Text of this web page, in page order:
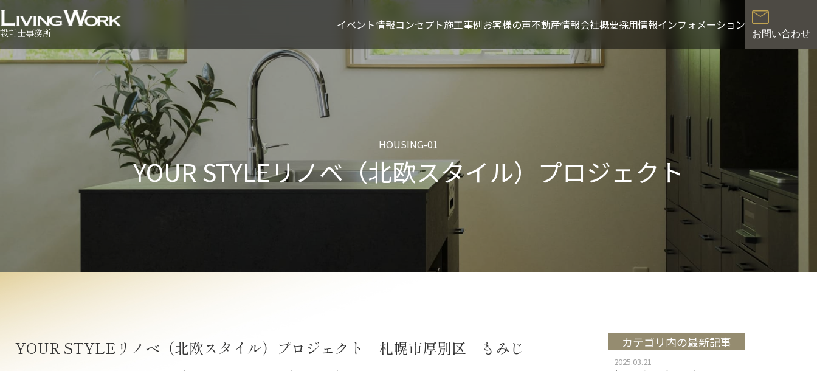
設計士事務所
イベント情報コンセプト施工事例お客様の声不動産情報会社概要採用情報インフォメーション
お問い合わせ
HOUSING-01
YOUR STYLEリノベ（北欧スタイル）プロジェクト
YOUR STYLEリノベ（北欧スタイル）プロジェクト 札幌市厚別区 もみじ
カテゴリ内の最新記事
2025.03.21